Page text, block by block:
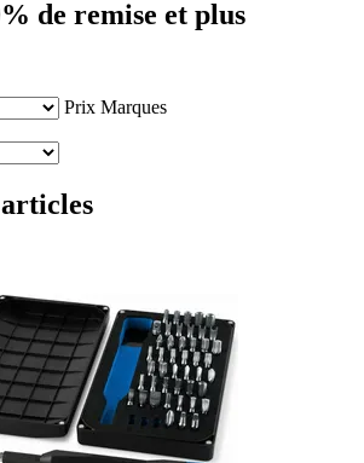
de remise et plus
Prix Marques